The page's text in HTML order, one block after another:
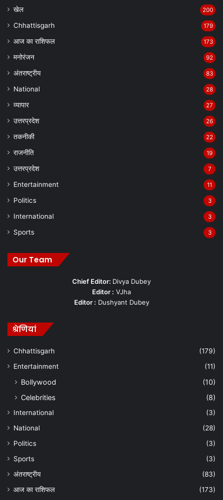
खेल 200
Chhattisgarh 179
आज का राशिफल 173
मनोरंजन 92
अंतराष्ट्रीय 83
National 28
व्यापार 27
उत्तरप्रदेश 26
तकनीकी 22
राजनीति 19
उत्तरप्रदेश 7
Entertainment 11
Politics 3
International 3
Sports 3
Our Team
Chief Editor: Divya Dubey
Editor : VJha
Editor : Dushyant Dubey
श्रेणियां
Chhattisgarh
(179)
Entertainment
(11)
Bollywood
(10)
Celebrities
(8)
International
(3)
National
(28)
Politics
(3)
Sports
(3)
अंतराष्ट्रीय
(83)
आज का राशिफल
(173)